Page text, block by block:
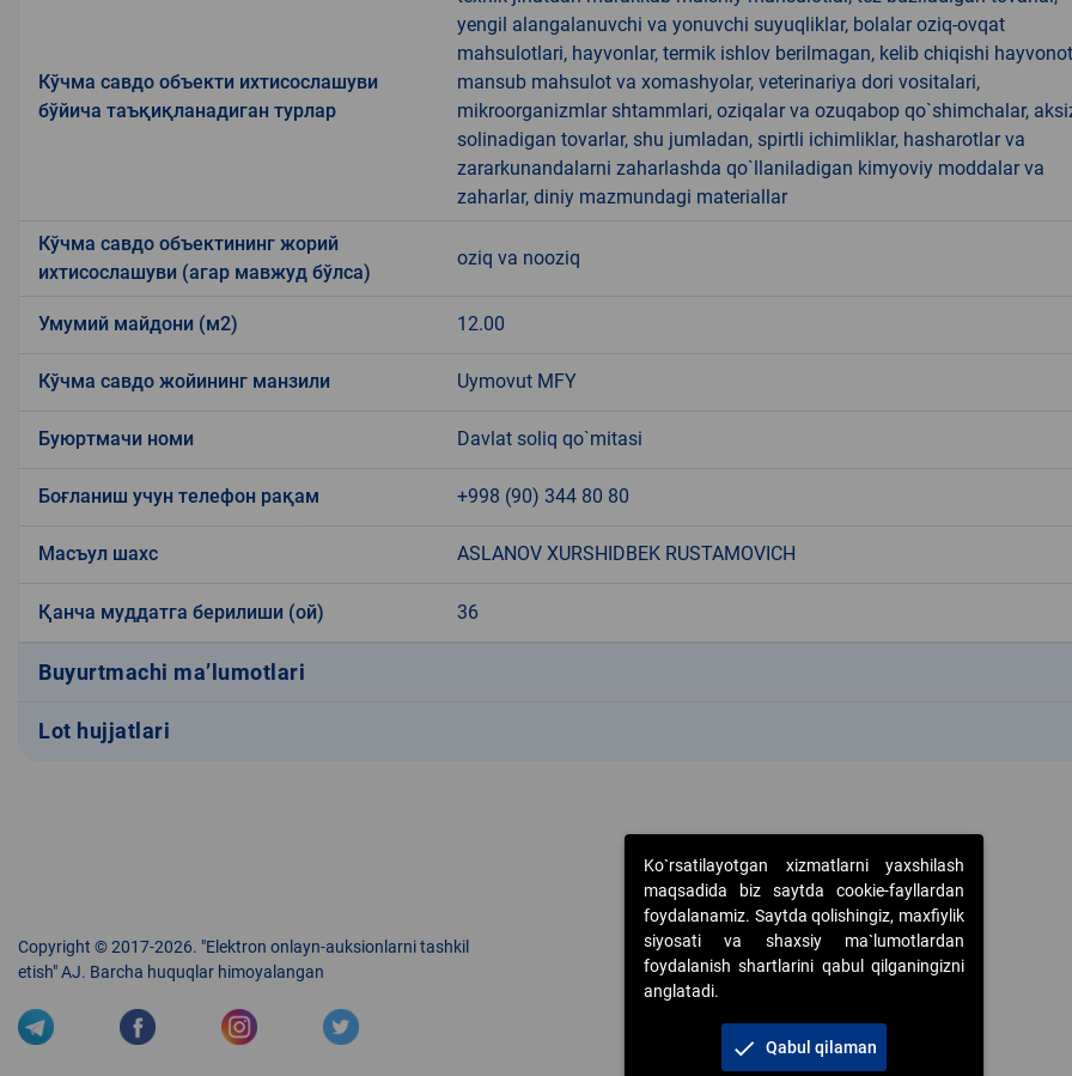
Кўчма савдо объекти ихтисослашуви
бўйича таъқиқланадиган турлар
yengil alangalanuvchi va yonuvchi suyuqliklar, bolalar oziq-ovqat
mahsulotlari, hayvonlar, termik ishlov berilmagan, kelib chiqishi
mansub mahsulot va xomashyolar, veterinariya dori vositalari,
mikroorganizmlar shtammlari, oziqalar va ozuqabop qo`shimchalar,
solinadigan tovarlar, shu jumladan, spirtli ichimliklar, hasharotlar va
zararkunandalarni zaharlashda qo`llaniladigan kimyoviy moddalar va
zaharlar, diniy mazmundagi materiallar
Кўчма савдо объектининг жорий
ихтисослашуви (агар мавжуд бўлса)
oziq va nooziq
Умумий майдони (м2) 12.00
Кўчма савдо жойининг манзили Uymovut MFY
Буюртмачи номи Davlat soliq qo`mitasi
Боғланиш учун телефон рақам +998 (90) 344 80 80
Масъул шахс ASLANOV XURSHIDBEK RUSTAMOVICH
Қанча муддатга берилиши (ой) 36
Buyurtmachi ma’lumotlari
Lot hujjatlari
Copyright © 2017-2026. "Elektron onlayn-auksionlarni tashkil
etish" AJ. Barcha huquqlar himoyalangan
Ko`rsatilayotgan xizmatlarni yaxshilash
maqsadida biz saytda cookie-fayllardan
foydalanamiz. Saytda qolishingiz, maxfiylik
siyosati va shaxsiy ma`lumotlardan
foydalanish shartlarini qabul qilganingizni
anglatadi.
check Qabul qilaman